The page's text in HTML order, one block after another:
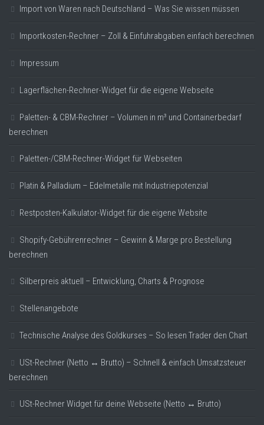
Import von Waren nach Deutschland – Was Sie wissen müssen
Importkosten-Rechner – Zoll & Einfuhrabgaben einfach berechnen
Impressum
Lagerflächen-Rechner-Widget für die eigene Webseite
Paletten- & CBM-Rechner – Volumen in m³ und Containerbedarf
berechnen
Paletten-/CBM-Rechner-Widget für Webseiten
Platin & Palladium – Edelmetalle mit Industriepotenzial
Restposten-Kalkulator-Widget für die eigene Website
Shopify-Gebührenrechner – Gewinn & Marge pro Bestellung
berechnen
Silberpreis aktuell – Entwicklung, Charts & Prognose
Stellenangebote
Technische Analyse des Goldkurses – So lesen Trader den Chart
USt-Rechner (Netto ↔ Brutto) – Schnell & einfach Umsatzsteuer
berechnen
USt-Rechner Widget für deine Webseite (Netto ↔ Brutto)